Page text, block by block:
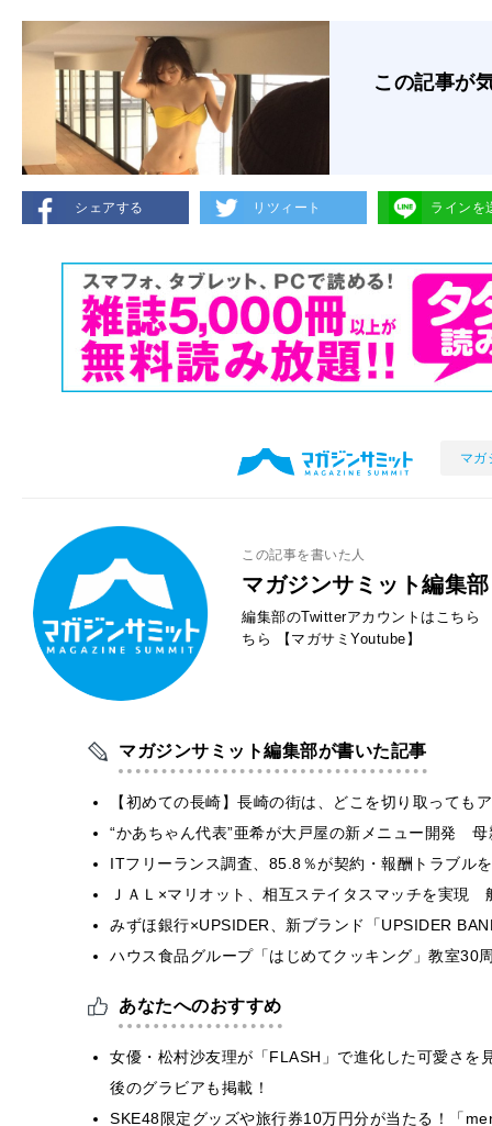
この記事が
シェアする リツィート ラインを
マガ
この記事を書いた人
マガジンサミット編集部
編集部のTwitterアカウントはこちら
ちら
【マガサミYoutube】
マガジンサミット編集部が書いた記事
【初めての長崎】長崎の街は、どこを切り取って
“かあちゃん代表”亜希が大戸屋の新メニュー開発
ITフリーランス調査、85.8％が契約・報酬トラブ
ＪＡＬ×マリオット、相互ステイタスマッチを実現
みずほ銀行×UPSIDER、新ブランド「UPSIDER
ハウス食品グループ「はじめてクッキング」教室
あなたへのおすすめ
女優・松村沙友理が「FLASH」で進化した可愛さを
後のグラビアも掲載！
SKE48限定グッズや旅行券10万円分が当たる！「